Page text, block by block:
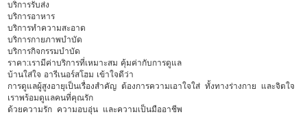
บริการรับส่ง
บริการอาหาร
บริการทำความสะอาด
บริการกายภาพบำบัด
บริการกิจกรรมบำบัด
ราคา:เรามีค่าบริการที่เหมาะสม คุ้มค่ากับการดูแล
บ้านใส่ใจ อารีเนอร์สโฮม เข้าใจดีว่า
การดูแลผู้สูงอายุเป็นเรื่องสำคัญ ต้องการความเอาใจใส่ ทั้งทางร่างกาย และจิตใจ
เราพร้อมดูแลคนที่คุณรัก
ด้วยความรัก ความอบอุ่น และความเป็นมืออาชีพ